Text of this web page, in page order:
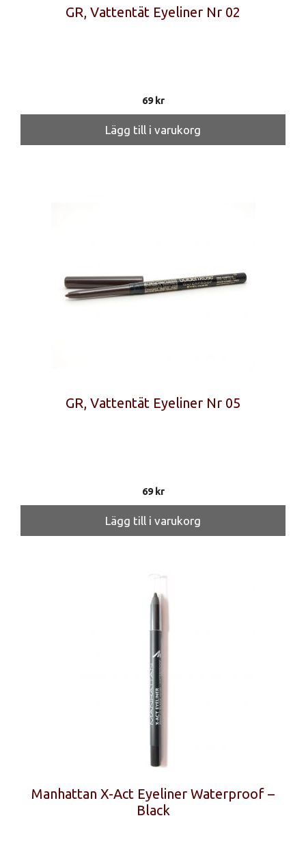
GR, Vattentät Eyeliner Nr 02
69kr
Lägg till i varukorg
GR, Vattentät Eyeliner Nr 05
69kr
Lägg till i varukorg
Manhattan X-Act Eyeliner Waterproof –
Black